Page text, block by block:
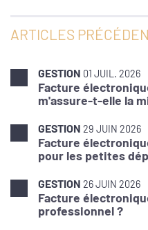
ARTICLES
GESTION 01 JUIL. 2026
Facture
m'assure-t-elle la
GESTION 29 JUIN 2026
Facture
pour les petites
GESTION 26 JUIN 2026
Facture
professionnel ?